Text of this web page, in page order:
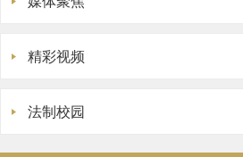
精彩视频
法制校园